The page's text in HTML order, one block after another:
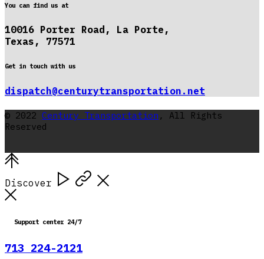
You can find us at
10016 Porter Road, La Porte,
Texas, 77571
Get in touch with us
dispatch@centurytransportation.net
© 2022 Century Transportation , All Rights
Reserved
Discover
Support center 24/7
713 224-2121